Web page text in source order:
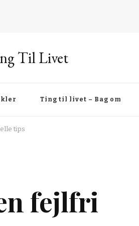
Til Livet
Ting til livet – Bag om
tips
fejlfri